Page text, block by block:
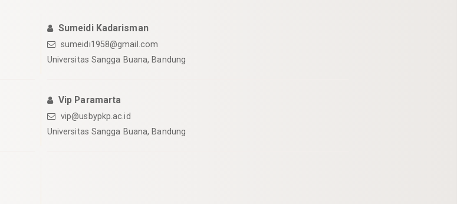
Sumeidi Kadarisman
sumeidi1958@gmail.com
Universitas Sangga Buana, Bandung
Vip Paramarta
vip@usbypkp.ac.id
Universitas Sangga Buana, Bandung